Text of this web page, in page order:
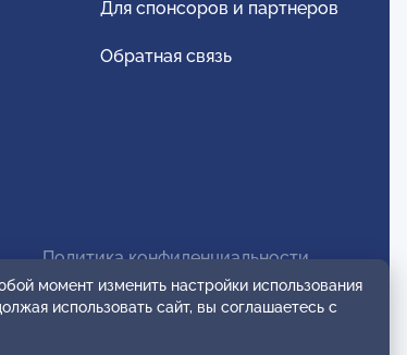
Для спонсоров и партнеров
Обратная связь
Политика конфиденциальности
момент изменить настройки использования
использовать сайт, вы соглашаетесь с